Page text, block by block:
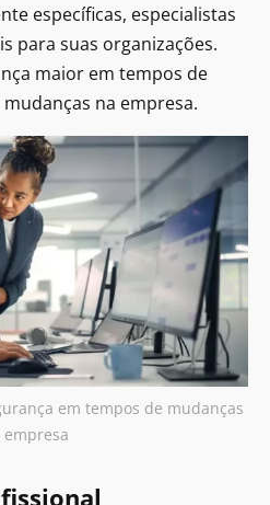
específicas, especialistas
para suas organizações.
maior em tempos de
na empresa.
em tempos de mudanças
empresa